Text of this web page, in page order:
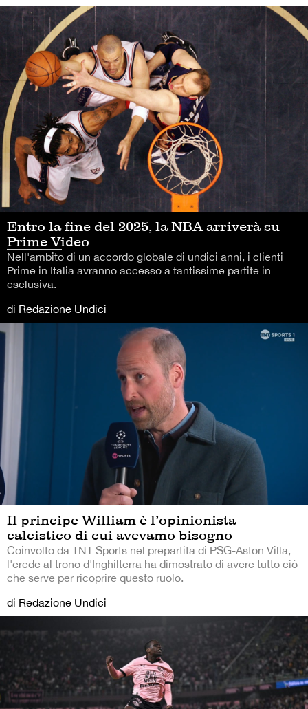
Entro la fine del 2025, la NBA arriverà su
Prime Video
Nell'ambito di un accordo globale di undici anni, i clienti
Prime in Italia avranno accesso a tantissime partite in
esclusiva.
di Redazione Undici
Il principe William è l’opinionista
calcistico di cui avevamo bisogno
Coinvolto da TNT Sports nel prepartita di PSG-Aston Villa,
l'erede al trono d'Inghilterra ha dimostrato di avere tutto ciò
che serve per ricoprire questo ruolo.
di Redazione Undici